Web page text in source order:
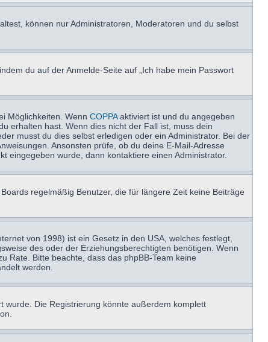
können nur Administratoren, Moderatoren und du selbst
du auf der Anmelde-Seite auf „Ich habe mein Passwort
Möglichkeiten. Wenn COPPAaktiviert ist und du angegeben
erhalten hast. Wenn dies nicht der Fall ist, muss dein
musst du dies selbst erledigen oder ein Administrator. Bei der
Ansonsten prüfe, ob du deine E-Mail-Adresse
eingegeben wurde, dann kontaktiere einen Administrator.
regelmäßig Benutzer, die für längere Zeit keine Beiträge
von 1998) ist ein Gesetz in den USA, welches festlegt,
des oder der Erziehungsberechtigten benötigen. Wenn
Rate. Bitte beachte, dass das phpBB-Team keine
werden.
wurde. Die Registrierung könnte außerdem komplett